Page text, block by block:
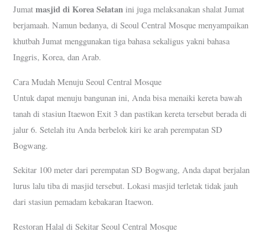
Jumatmasjid di Korea Selatan ini juga melaksanakan shalat Jumat
berjamaah. Namun bedanya, di Seoul Central Mosque menyampaikan
khutbah Jumat menggunakan tiga bahasa sekaligus yakni bahasa
Inggris, Korea, dan Arab.
Cara Mudah Menuju Seoul Central Mosque
Untuk dapat menuju bangunan ini, Anda bisa menaiki kereta bawah
tanah di stasiun Itaewon Exit 3 dan pastikan kereta tersebut berada di
jalur 6. Setelah itu Anda berbelok kiri ke arah perempatan SD
Bogwang.
Sekitar 100 meter dari perempatan SD Bogwang, Anda dapat berjalan
lurus lalu tiba di masjid tersebut. Lokasi masjid terletak tidak jauh
dari stasiun pemadam kebakaran Itaewon.
Restoran Halal di Sekitar Seoul Central Mosque